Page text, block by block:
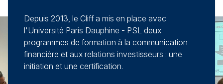
Depuis 2013, le Cliff a mis en place avec
l'Université Paris Dauphine - PSL deux
programmes de formation à la communication
financière et aux relations investisseurs : une
initiation et une certification.